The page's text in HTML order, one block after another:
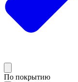
По покрытию